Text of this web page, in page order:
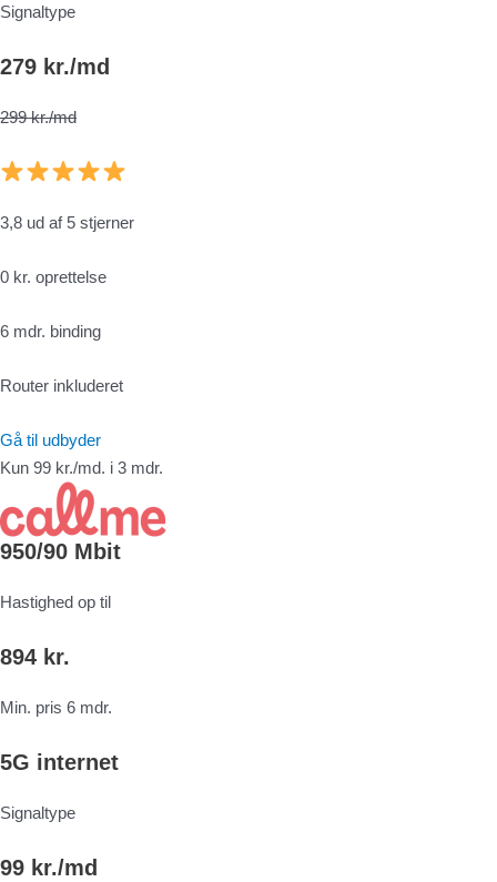
Signaltype
279 kr./md
299 kr./md
3,8 ud af 5 stjerner
0 kr. oprettelse
6 mdr. binding
Router inkluderet
Gå til udbyder
Kun 99 kr./md. i 3 mdr.
950/90 Mbit
Hastighed op til
894 kr.
Min. pris 6 mdr.
5G internet
Signaltype
99 kr./md